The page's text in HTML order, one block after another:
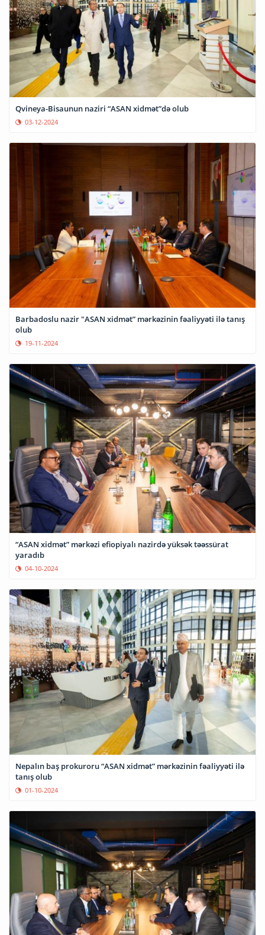
Qvineya-Bisaunun naziri “ASAN xidmət”də olub
03-12-2024
Barbadoslu nazir "ASAN xidmət” mərkəzinin fəaliyyəti ilə tanış
olub
19-11-2024
“ASAN xidmət” mərkəzi efiopiyalı nazirdə yüksək təəssürat
yaradıb
04-10-2024
Nepalın baş prokuroru “ASAN xidmət” mərkəzinin fəaliyyəti ilə
tanış olub
01-10-2024